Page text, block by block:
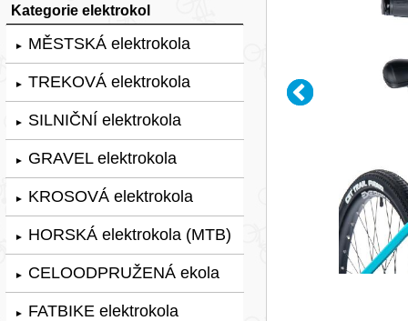
Kategorie elektrokol
► MĚSTSKÁ elektrokola
► TREKOVÁ elektrokola
► SILNIČNÍ elektrokola
► GRAVEL elektrokola
► KROSOVÁ elektrokola
► HORSKÁ elektrokola (MTB)
► CELOODPRUŽENÁ ekola
► FATBIKE elektrokola